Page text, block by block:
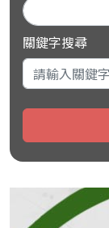
關鍵字搜尋